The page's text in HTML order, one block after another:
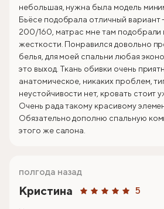
небольшая, нужна была модель
Бьёсе подобрала отличный
200/160, матрас мне там подобрали
жесткости. Понравился довольно
белья, для моей спальни любая
это выход. Ткань обивки очень
анатомическое, никаких проблем,
неустойчивости нет, кровать стоит
Очень рада такому красивому
Обязательно дополню спальную
этого же салона.
Кристина 5
полгода назад